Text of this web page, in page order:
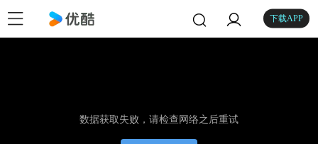
下载APP
数据获取失败，请检查网络之后重试